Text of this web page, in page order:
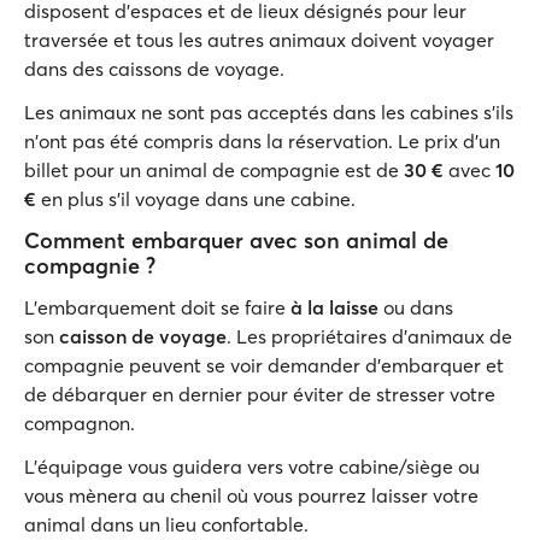
disposent d'espaces et de lieux désignés pour leur
traversée et tous les autres animaux doivent voyager
dans des caissons de voyage.
Les animaux ne sont pas acceptés dans les cabines s'ils
n'ont pas été compris dans la réservation. Le prix d'un
billet pour un animal de compagnie est de 30 € avec 10
€ en plus s'il voyage dans une cabine.
Comment embarquer avec son animal de
compagnie ?
L'embarquement doit se faire à la laisse ou dans
son caisson de voyage. Les propriétaires d'animaux de
compagnie peuvent se voir demander d'embarquer et
de débarquer en dernier pour éviter de stresser votre
compagnon.
L'équipage vous guidera vers votre cabine/siège ou
vous mènera au chenil où vous pourrez laisser votre
animal dans un lieu confortable.